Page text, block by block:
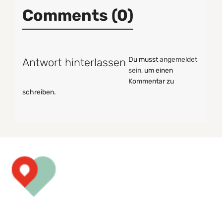
Comments (0)
Antwort hinterlassen Du musstangemeldet
sein, um einen
Kommentar zu
schreiben.